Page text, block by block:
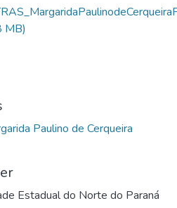
MB)
Paulino de Cerqueira
Estadual do Norte do Paraná